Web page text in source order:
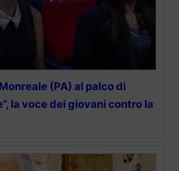
(PA) al palco di
la voce dei giovani contro la